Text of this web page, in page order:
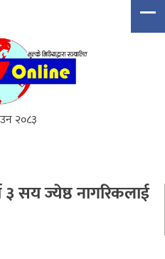
२०८३
३ सय ज्येष्ठ नागरिकलाई